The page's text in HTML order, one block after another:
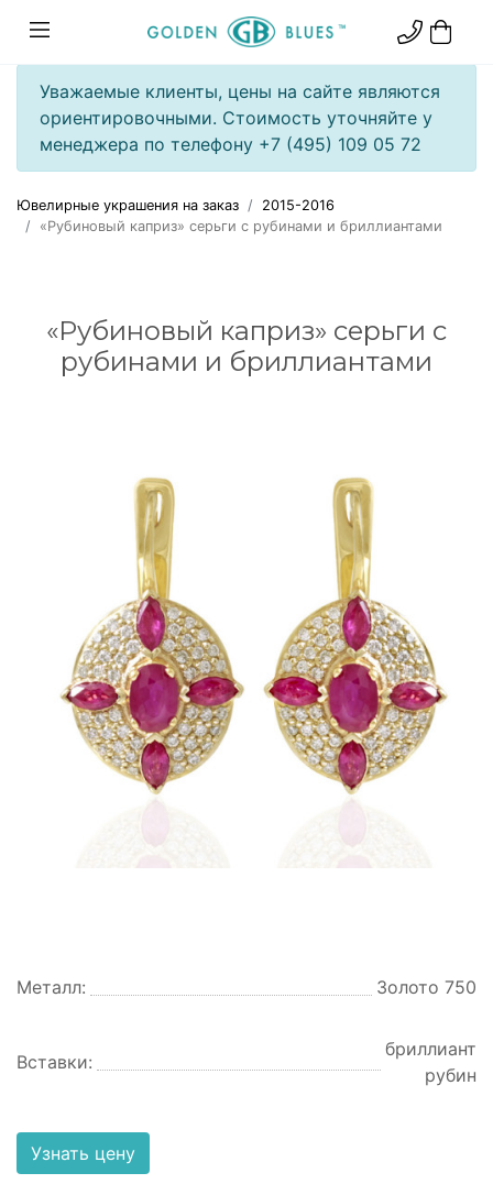
Уважаемые клиенты, цены на сайте являются
ориентировочными. Стоимость уточняйте у
менеджера по телефону +7 (495) 109 05 72
Ювелирные украшения на заказ
2015-2016
«Рубиновый каприз» серьги с рубинами и бриллиантами
«Рубиновый каприз» серьги с
рубинами и бриллиантами
Металл: Золото 750
Вставки:
бриллиант
рубин
Узнать цену